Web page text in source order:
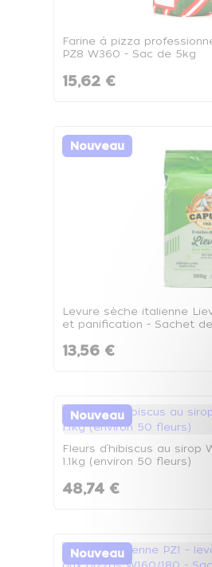
Farine à pizza
PZ8 W360 - Sac de 5kg
15,62 €
Nouveau
Levure sèche italienne
et panification - Sachet
13,56 €
Nouveau
Fleurs d’hibiscus au sirop
1.1kg (environ 50 fleurs)
48,74 €
Nouveau